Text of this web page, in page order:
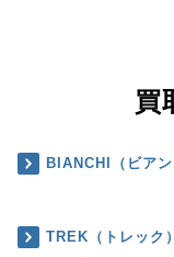
買
BIANCHI（ビアン
TREK（トレック）